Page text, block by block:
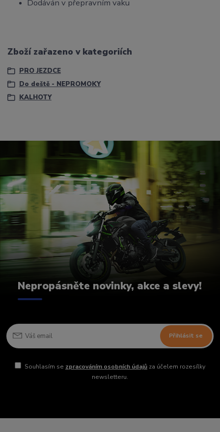
Dodáván v přepravním vaku
Zboží zařazeno v kategoriích
PRO JEZDCE
Do deště - NEPROMOKY
KALHOTY
Nepropásněte novinky, akce a slevy!
Přihlásit se
Souhlasím se zpracováním osobních údajůza účelem rozesílky
newsletteru.